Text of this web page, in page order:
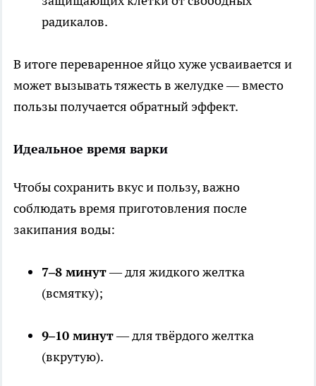
радикалов.
В итоге переваренное яйцо хуже усваивается и
может вызывать тяжесть в желудке — вместо
пользы получается обратный эффект.
Идеальное время варки
Чтобы сохранить вкус и пользу, важно
соблюдать время приготовления после
закипания воды:
7–8 минут— для жидкого желтка
(всмятку);
9–10 минут— для твёрдого желтка
(вкрутую).